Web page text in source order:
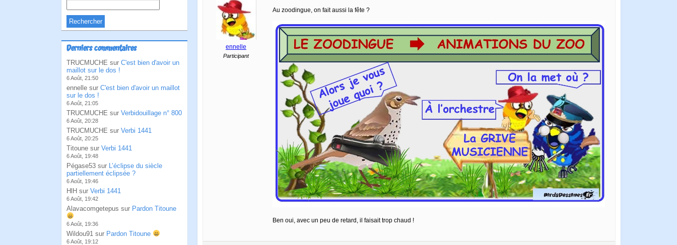
Derniers commentaires
TRUCMUCHE sur C'est bien d'avoir un
maillot sur le dos !
6 Août, 21:50
ennelle sur C'est bien d'avoir un maillot
sur le dos !
6 Août, 21:05
TRUCMUCHE sur Verbidouillage n° 800
6 Août, 20:28
TRUCMUCHE sur Verbi 1441
6 Août, 20:25
Titoune sur Verbi 1441
6 Août, 19:48
Pégase53 sur L’éclipse du siècle
partiellement éclipsée ?
6 Août, 19:46
HlH sur Verbi 1441
6 Août, 19:42
Alavacomgetepus sur Pardon Titoune
6 Août, 19:36
Wildou91 sur Pardon Titoune
6 Août, 19:12
ennelle
Participant
Au zoodingue, on fait aussi la fête ?
Ben oui, avec un peu de retard, il faisait trop chaud !